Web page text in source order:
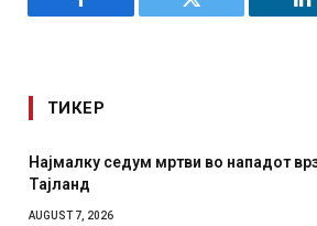
Facebook Twitter
ТИКЕР
СОЗИС: Украинците повеќе
AUGUST 7, 2026